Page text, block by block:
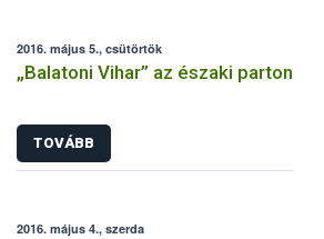
2016. május 5., csütörtök
„Balatoni Vihar” az északi parton
TOVÁBB
2016. május 4., szerda